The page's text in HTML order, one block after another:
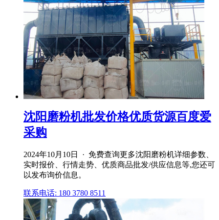
沈阳磨粉机批发价格优质货源百度爱
采购
2024年10月10日 · 免费查询更多沈阳磨粉机详细参数、
实时报价、行情走势、优质商品批发/供应信息等,您还可
以发布询价信息。
联系电话: 180 3780 8511